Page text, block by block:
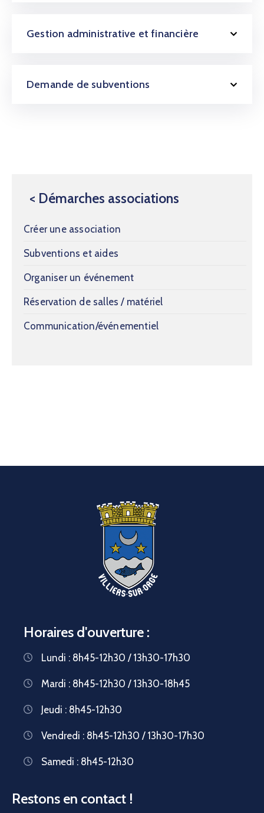
< Démarches associations
Créer une association
Subventions et aides
Organiser un événement
Réservation de salles / matériel
Communication/événementiel
Gestion administrative et financière
Demande de subventions
Horaires d'ouverture :
Lundi : 8h45-12h30 / 13h30-17h30
Mardi : 8h45-12h30 / 13h30-18h45
Jeudi : 8h45-12h30
Vendredi : 8h45-12h30 / 13h30-17h30
Samedi : 8h45-12h30
Restons en contact !